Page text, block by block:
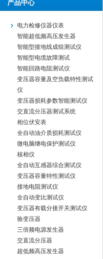
产品中心
电力检修仪器仪表
智能超低频高压发生器
智能型接地线成组测试仪
智能型电缆故障测试
智能回路电阻测试仪
变压器容量及空负载特性测试
仪
变压器损耗参数智能测试仪
交直流分压器测试系统
相位伏安表
全自动油介质损耗测试仪
微电脑继电保护测试仪
核相仪
全自动互感器综合测试仪
变压器容量特性测试仪
接地电阻测试仪
全自动变比测试仪
变压器有载分接开关测试仪
验变压器
三倍频电源发生器
交直流分压器
超低频高压发生器